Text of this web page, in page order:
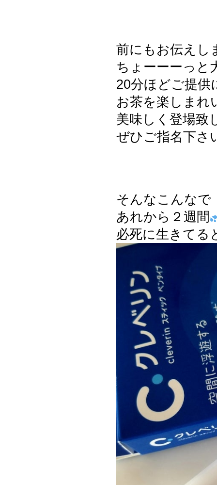
前にもお伝えし
ちょーーーっと
20分ほどご提供
お茶を楽しまれ
美味しく登場致
ぜひご指名下さ
そんなこんなで
あれから２週間
必死に生きてる